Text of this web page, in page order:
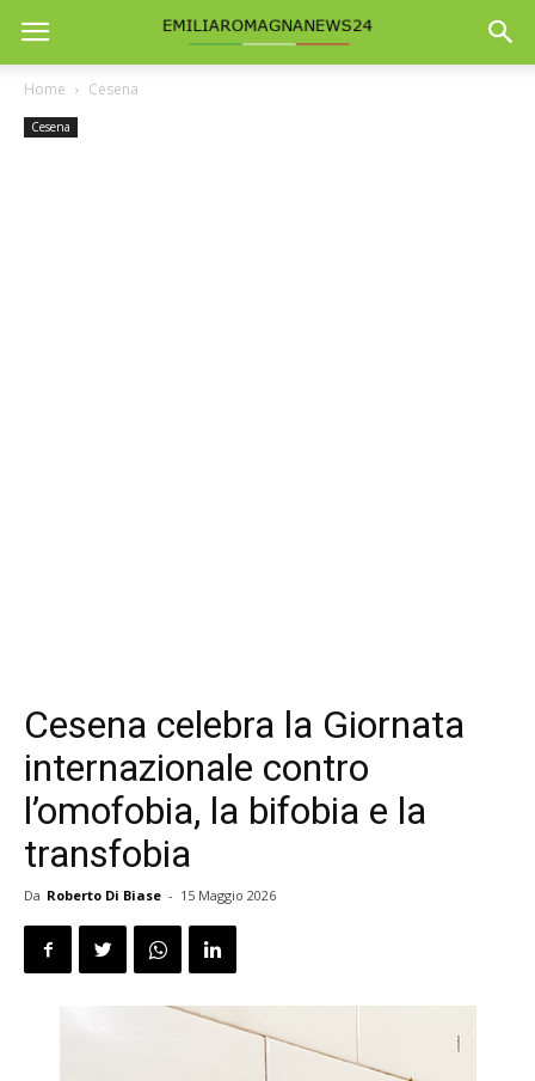
Home Cesena
Cesena
Cesena celebra la Giornata
internazionale contro
l’omofobia, la bifobia e la
transfobia
Da Roberto Di Biase - 15 Maggio 2026